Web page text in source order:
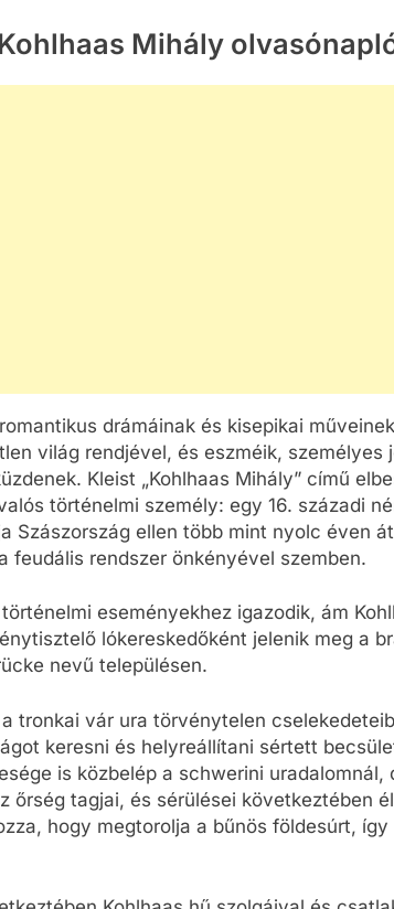
Mihály
drámáinak és kisepikai
világ rendjével, és eszméik, személyes
Kleist „Kohlhaas Mihály” című
történelmi személy: egy 16. századi
Szászország ellen több mint nyolc éven
feudális rendszer önkényével szemben.
eseményekhez igazodik, ám
lókereskedőként jelenik meg a
nevű településen.
tronkai vár ura törvénytelen
keresni és helyreállítani sértett
is közbelép a schwerini uradalomnál,
őrség tagjai, és sérülései következtében
hogy megtorolja a bűnös földesúrt, így